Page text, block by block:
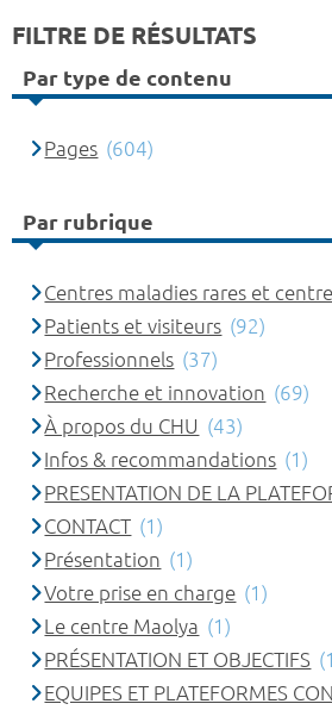
FILTRE DE RÉSULTATS
Par type de contenu
Pages (604)
Par rubrique
Centres maladies rares et
Patients et visiteurs (92)
Professionnels (37)
Recherche et innovation (69)
À propos du CHU (43)
Infos & recommandations (1)
PRESENTATION DE LA
CONTACT (1)
Présentation (1)
Votre prise en charge (1)
Le centre Maolya (1)
PRÉSENTATION ET OBJECTIFS
EQUIPES ET PLATEFORMES